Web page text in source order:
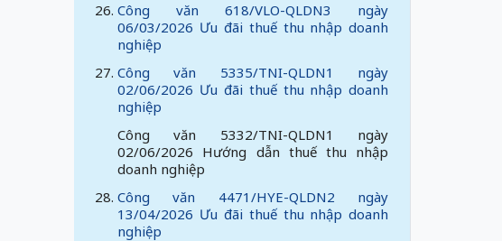
Công văn 618/VLO-QLDN3 ngày
06/03/2026 Ưu đãi thuế thu nhập doanh
nghiệp
Công văn 5335/TNI-QLDN1 ngày
02/06/2026 Ưu đãi thuế thu nhập doanh
nghiệp
Công văn 5332/TNI-QLDN1 ngày
02/06/2026 Hướng dẫn thuế thu nhập
doanh nghiệp
Công văn 4471/HYE-QLDN2 ngày
13/04/2026 Ưu đãi thuế thu nhập doanh
nghiệp